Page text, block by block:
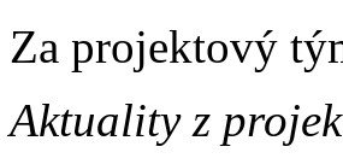
Za projektový
Aktuality z